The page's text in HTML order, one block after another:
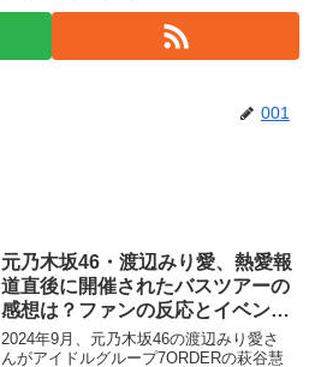
001
元乃木坂46・渡辺みり愛、熱愛報
道直後に開催されたバスツアーの
感想は？ファンの反応とイベント
の魅力に迫る！
2024年9月、元乃木坂46の渡辺みり愛さ
んがアイドルグループ7ORDERの萩谷慧